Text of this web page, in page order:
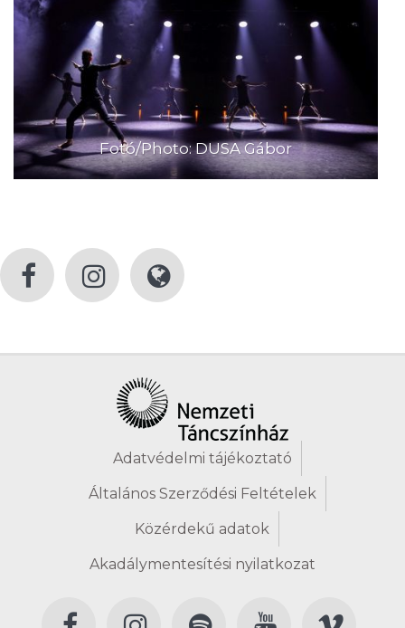
Fotó/Photo: DUSA Gábor
Adatvédelmi tájékoztató
Általános Szerződési Feltételek
Közérdekű adatok
Akadálymentesítési nyilatkozat